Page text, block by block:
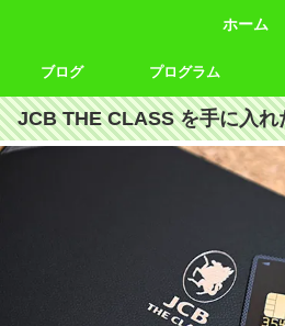
ホーム
ブログ プログラム
JCB THE CLASS を手に入れ